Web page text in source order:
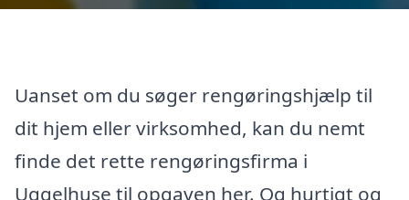
Uanset om du søger rengøringshjælp til
dit hjem eller virksomhed, kan du nemt
finde det rette rengøringsfirma i
Uggelhuse til opgaven her. Og hurtigt og